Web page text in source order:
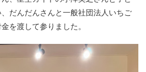
だんだんさんと一般社団法人いちご
を渡して参りました。